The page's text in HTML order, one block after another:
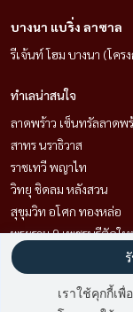
บางนา แบริ่ง ลาซาล
รีเจ้นท์ โฮม บางนา (โคร
ทำเลน่าสนใจ
ลาดพร้าว เซ็นทรัลลาดพ
สาทร นราธิวาส
ราชเทวี พญาไท
วิทยุ ชิดลม หลังสวน
สุขุมวิท อโศก ทองหล่อ
พระราม 9 เพชรบุรีตัดให
คลองเตย กล้วยน้ำไท
บางนา แบริ่ง ลาซาล
เราใช้คุกกี้เ